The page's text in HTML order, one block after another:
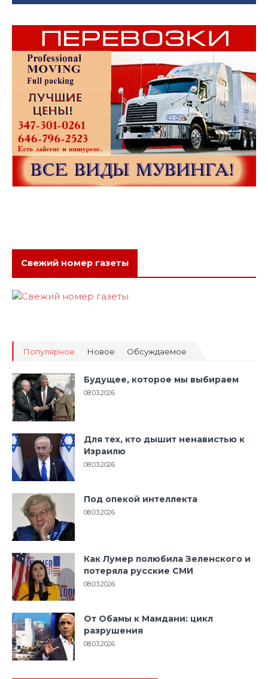
Свежий номер газеты
Популярное Новое Обсуждаемое
Будущее, которое мы выбираем
08.03.2026
Для тех, кто дышит ненавистью к
Израилю
08.03.2026
Под опекой интеллекта
08.03.2026
Как Лумер полюбила Зеленского и
потеряла русские СМИ
08.03.2026
От Обамы к Мамдани: цикл
разрушения
08.03.2026